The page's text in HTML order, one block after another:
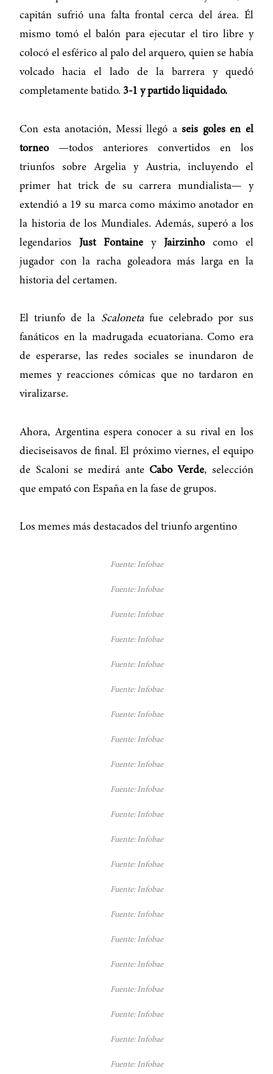
capitán sufrió una falta frontal cerca del área. Él
mismo tomó el balón para ejecutar el tiro libre y
colocó el esférico al palo del arquero, quien se había
volcado hacia el lado de la barrera y quedó
completamente batido.3-1 y partido liquidado.
Con esta anotación, Messi llegó aseis goles en el
torneo—todos anteriores convertidos en los
triunfos sobre Argelia y Austria, incluyendo el
primer hat trick de su carrera mundialista— y
extendió a 19 su marca como máximo anotador en
la historia de los Mundiales. Además, superó a los
legendarios Just Fontaine y Jairzinhocomo el
jugador con la racha goleadora más larga en la
historia del certamen.
El triunfo de la Scalonetafue celebrado por sus
fanáticos en la madrugada ecuatoriana. Como era
de esperarse, las redes sociales se inundaron de
memes y reacciones cómicas que no tardaron en
viralizarse.
Ahora, Argentina espera conocer a su rival en los
dieciseisavos de final. El próximo viernes, el equipo
de Scaloni se medirá ante Cabo Verde, selección
que empató con España en la fase de grupos.
Los memes más destacados del triunfo argentino
Fuente: Infobae
Fuente: Infobae
Fuente: Infobae
Fuente: Infobae
Fuente: Infobae
Fuente: Infobae
Fuente: Infobae
Fuente: Infobae
Fuente: Infobae
Fuente: Infobae
Fuente: Infobae
Fuente: Infobae
Fuente: Infobae
Fuente: Infobae
Fuente: Infobae
Fuente: Infobae
Fuente: Infobae
Fuente: Infobae
Fuente: Infobae
Fuente: Infobae
Fuente: Infobae